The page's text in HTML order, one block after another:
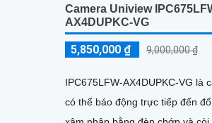
Camera Uniview
AX4DUPKC-VG
5,850,000 ₫ 9,000,000 ₫
IPC675LFW-AX4DUPKC-VG là
có thể báo động trực tiếp đến